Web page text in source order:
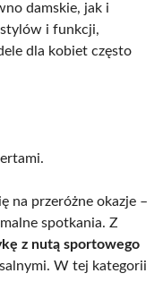
damskie, jak i
stylów i funkcji,
dla kobiet często
na przeróżne okazje –
spotkania. Z
z nutą sportowego
W tej kategorii